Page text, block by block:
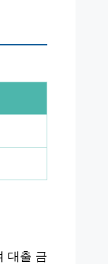
대출 금